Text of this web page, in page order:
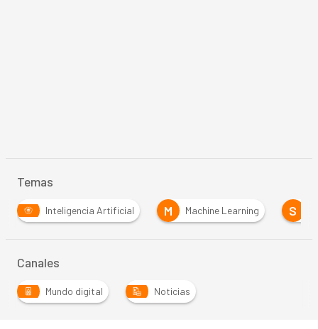
Temas
Inteligencia Artificial M Machine Learning S
Canales
Mundo digital Noticias